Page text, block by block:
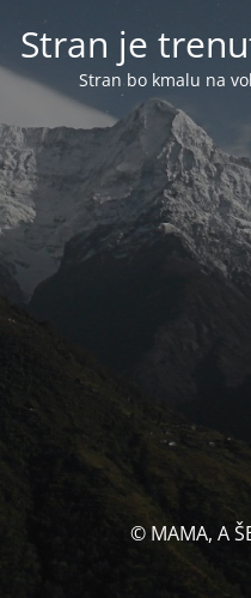
Stran je
Stran bo kmalu na
© MAMA, A